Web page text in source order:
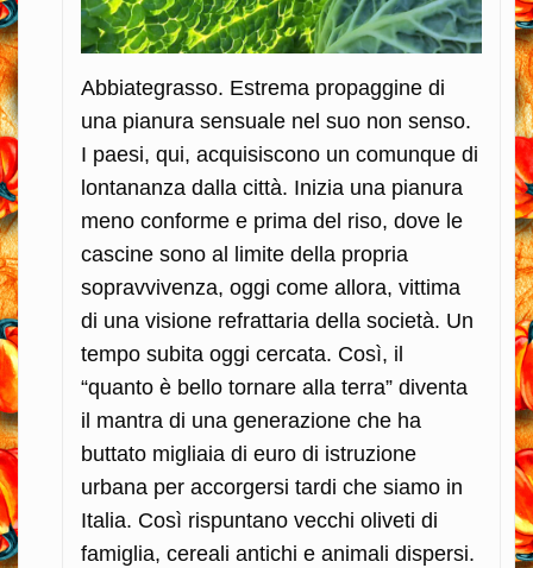
Abbiategrasso. Estrema propaggine di
una pianura sensuale nel suo non senso.
I paesi, qui, acquisiscono un comunque di
lontananza dalla città. Inizia una pianura
meno conforme e prima del riso, dove le
cascine sono al limite della propria
sopravvivenza, oggi come allora, vittima
di una visione refrattaria della società. Un
tempo subita oggi cercata. Così, il
“quanto è bello tornare alla terra” diventa
il mantra di una generazione che ha
buttato migliaia di euro di istruzione
urbana per accorgersi tardi che siamo in
Italia. Così rispuntano vecchi oliveti di
famiglia, cereali antichi e animali dispersi.